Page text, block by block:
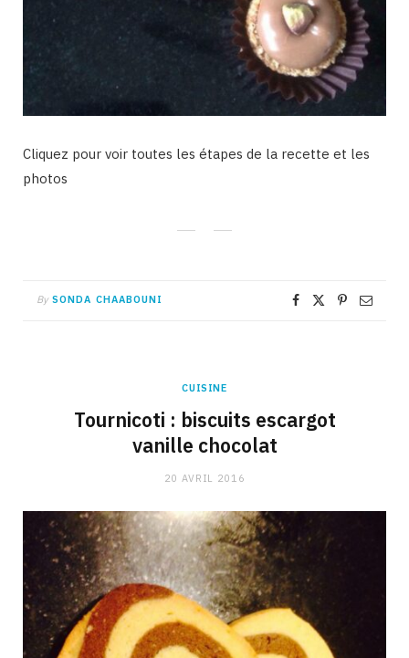
Cliquez pour voir toutes les étapes de la recette et les
photos
By SONDA CHAABOUNI
CUISINE
Tournicoti : biscuits escargot
vanille chocolat
20 AVRIL 2016